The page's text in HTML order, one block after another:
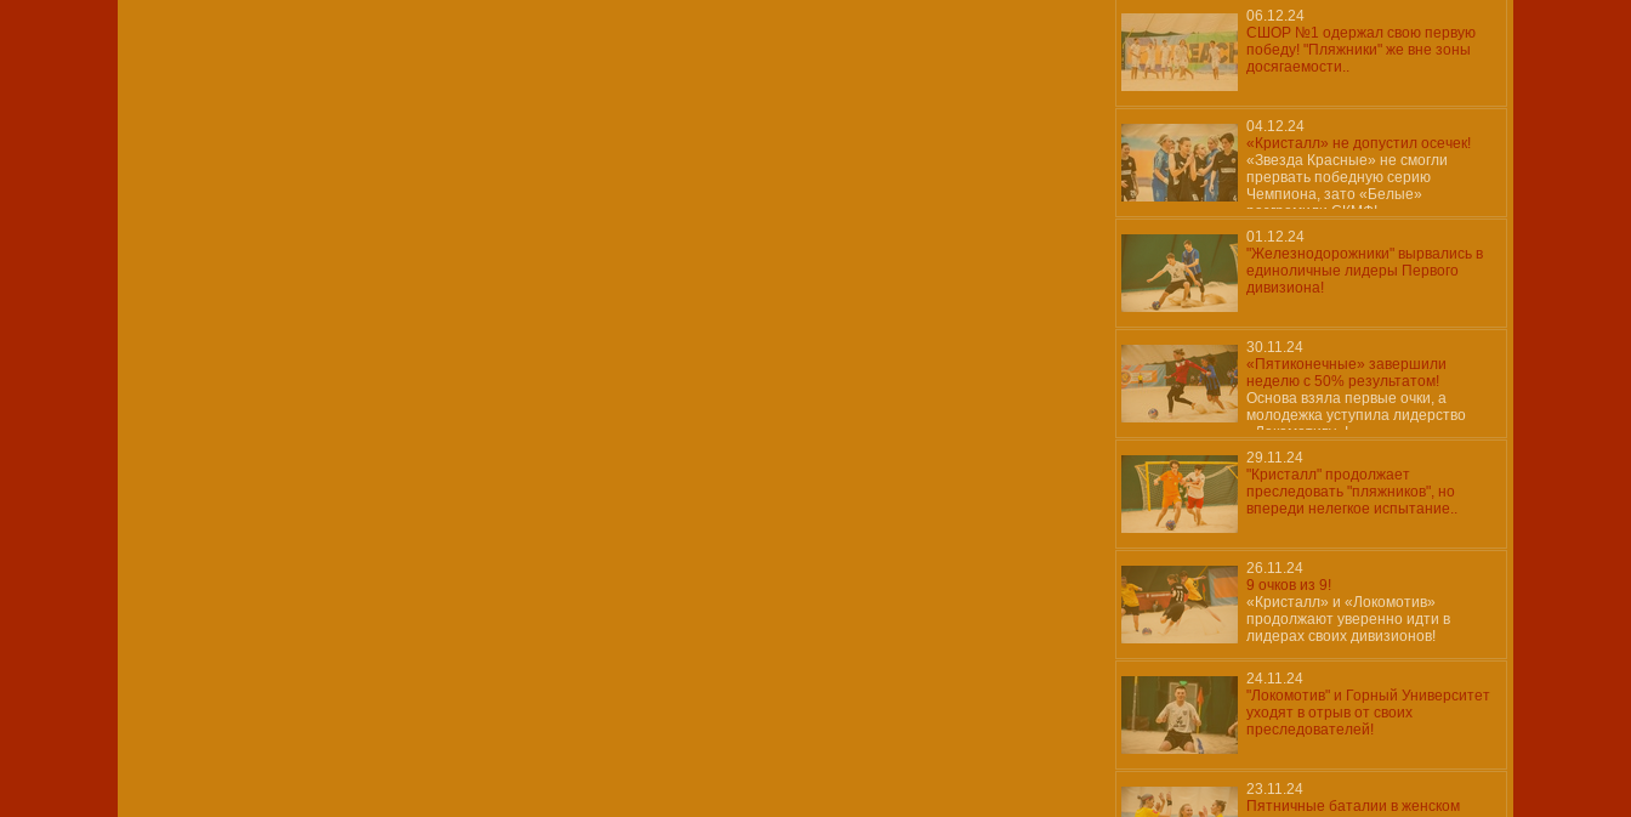
06.12.24
СШОР №1 одержал свою первую
победу! "Пляжники" же вне зоны
досягаемости..
04.12.24
«Кристалл» не допустил осечек!
«Звезда Красные» не смогли
прервать победную серию
Чемпиона, зато «Белые»
разгромили СКМФ!
01.12.24
"Железнодорожники" вырвались в
единоличные лидеры Первого
дивизиона!
30.11.24
«Пятиконечные» завершили
неделю с 50% результатом!
Основа взяла первые очки, а
молодежка уступила лидерство
«Локомотиву»!
29.11.24
"Кристалл" продолжает
преследовать "пляжников", но
впереди нелегкое испытание..
26.11.24
9 очков из 9!
«Кристалл» и «Локомотив»
продолжают уверенно идти в
лидерах своих дивизионов!
24.11.24
"Локомотив" и Горный Университет
уходят в отрыв от своих
преследователей!
23.11.24
Пятничные баталии в женском